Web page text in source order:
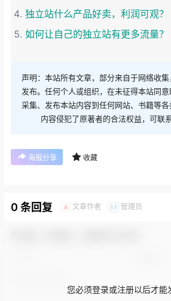
独立站什么产品好卖，利润可观？
如何让自己的独立站有更多流量？
声明：本站所有文章，部分来自于网络收
发布。任何个人或组织，在未征得本站同意
采集、发布本站内容到任何网站、书籍等
内容侵犯了原著者的合法权益，可联
海报分享 收藏
0 条回复 A 文章作者 M 管理员
您必须登录或注册以后才能